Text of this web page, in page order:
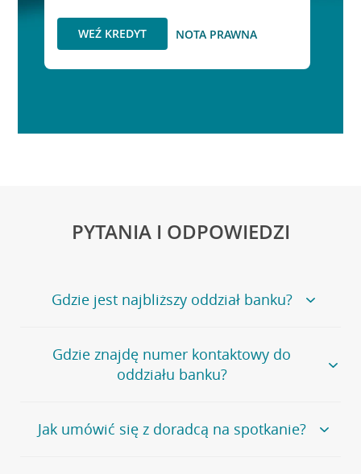
WEŹ KREDYT NOTA PRAWNA
PYTANIA I ODPOWIEDZI
Gdzie jest najbliższy oddział banku?
Jeśli szukasz oddziału naszego banku, zapraszamy na
stronęPlacówki i bankomaty, na której znajduje się
wygodna wyszukiwarka.
oddziałów
Gdzie znajdę numer kontaktowy do
oddziału banku?
Bank Credit Agricole nie udostępnia ogólnego numeru
telefonu do placówki bankowej.
Jak umówić się z doradcą na spotkanie?